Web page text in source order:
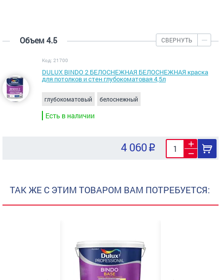
Объем 4.5 СВЕРНУТЬ
Код: 21700
DULUX BINDO 2 БЕЛОСНЕЖНАЯ БЕЛОСНЕЖНАЯ краска
для потолков и стен глубокоматовая 4,5л
глубокоматовый белоснежный
Есть в наличии
4 060
ТАК ЖЕ С ЭТИМ ТОВАРОМ ВАМ ПОТРЕБУЕТСЯ: